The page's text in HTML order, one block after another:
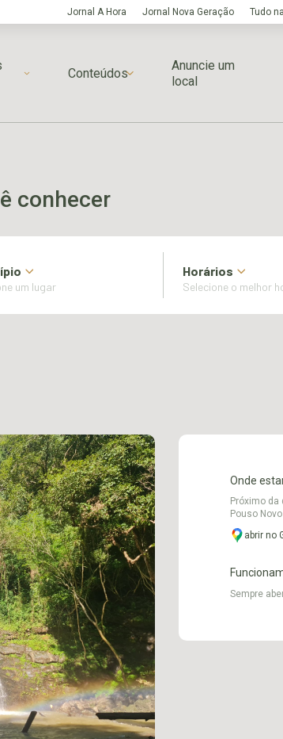
Jornal A Hora Jornal Nova Geração Tudo
Conteúdos
Anuncie um
local
conhecer
Horários
Onde
Próximo da
Pouso Novo
abrir no
Sempre